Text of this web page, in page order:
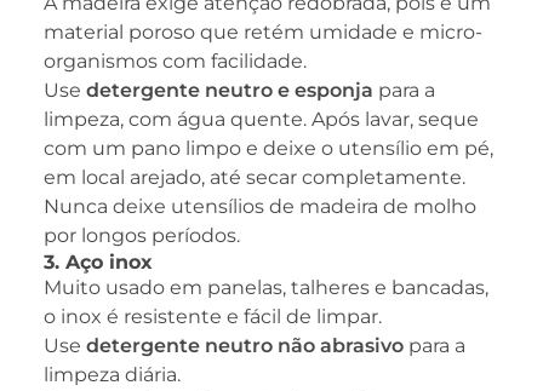
material poroso que retém umidade e micro-
organismos com facilidade.
Use detergente neutro e esponja para a
limpeza, com água quente. Após lavar, seque
com um pano limpo e deixe o utensílio em pé,
em local arejado, até secar completamente.
Nunca deixe utensílios de madeira de molho
por longos períodos.
3. Aço inox
Muito usado em panelas, talheres e bancadas,
o inox é resistente e fácil de limpar.
Use detergente neutro não abrasivo para a
limpeza diária.